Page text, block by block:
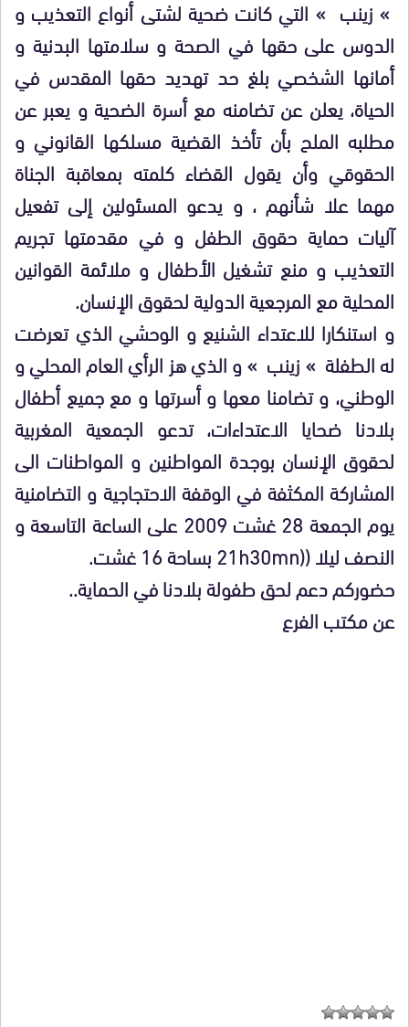
» زينب » التي كانت ضحية لشتى أنواع التعذيب و
الدوس على حقها في الصحة و سلامتها البدنية و
أمانها الشخصي بلغ حد تهديد حقها المقدس في
الحياة، يعلن عن تضامنه مع أسرة الضحية و يعبر عن
مطلبه الملح بأن تأخذ القضية مسلكها القانوني و
الحقوقي وأن يقول القضاء كلمته بمعاقبة الجناة
مهما علا شأنهم ، و يدعو المسئولين إلى تفعيل
آليات حماية حقوق الطفل و في مقدمتها تجريم
التعذيب و منع تشغيل الأطفال و ملائمة القوانين
المحلية مع المرجعية الدولية لحقوق الإنسان.
و استنكارا للاعتداء الشنيع و الوحشي الذي تعرضت
له الطفلة » زينب » و الذي هز الرأي العام المحلي و
الوطني، و تضامنا معها و أسرتها و مع جميع أطفال
بلادنا ضحايا الاعتداءات، تدعو الجمعية المغربية
لحقوق الإنسان بوجدة المواطنين و المواطنات الى
المشاركة المكثفة في الوقفة الاحتجاجية و التضامنية
يوم الجمعة 28 غشت 2009 على الساعة التاسعة و
النصف ليلا ((21h30mn بساحة 16 غشت.
حضوركم دعم لحق طفولة بلادنا في الحماية..
عن مكتب الفرع